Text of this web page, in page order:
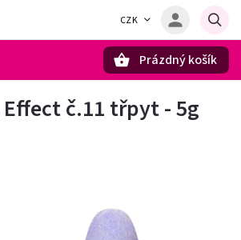
CZK
Prázdný košík
Effect č.11 třpyt - 5g